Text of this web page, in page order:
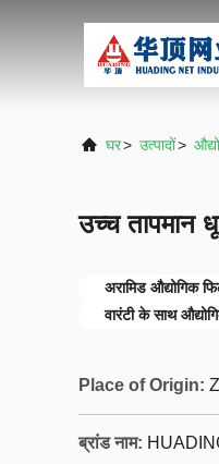
घर> उत्पादों>
उच्च तापमान
अरामिड औद्योगिक
वारंटी के साथ
Place of Origin:
ब्रांड नाम: